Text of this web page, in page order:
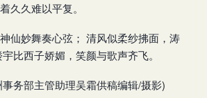
久久难以平复。
仙妙舞奏心弦； 清风似柔纱拂面，涛
比西子娇媚，笑颜与歌声齐飞。
务部主管助理吴霜供稿编辑/摄影)